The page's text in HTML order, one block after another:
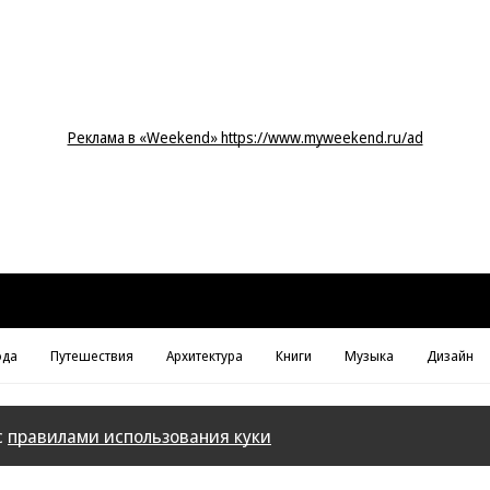
Реклама в «Weekend» https://www.myweekend.ru/ad
Путешествия Архитектура Книги Музыка Дизайн
правилами использования куки